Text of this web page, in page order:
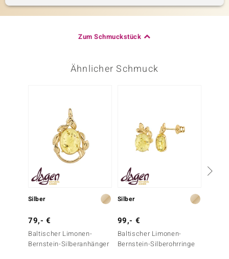
Zum Schmuckstück
Ähnlicher Schmuck
Silber
79,- €
Baltischer Limonen-
Bernstein-Silberanhänger
Silber
99,- €
Baltischer Limonen-
Bernstein-Silberohrringe